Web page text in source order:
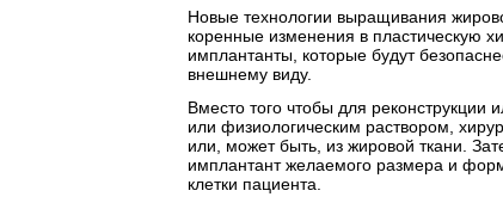
Новые технологии выращивания
коренные изменения в пластическую
имплантанты, которые будут
внешнему виду.
Вместо того чтобы для
или физиологическим раствором,
или, может быть, из жировой ткани.
имплантант желаемого размера и
клетки пациента.